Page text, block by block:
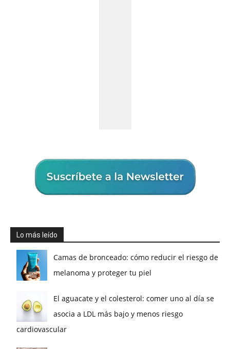
Lo más leído
Camas de bronceado: cómo reducir el riesgo de
melanoma y proteger tu piel
El aguacate y el colesterol: comer uno al día se
asocia a LDL más bajo y menos riesgo
cardiovascular